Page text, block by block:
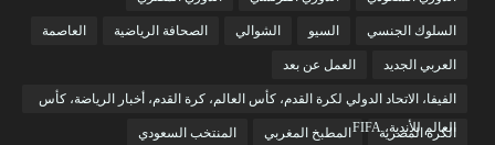
السلوك الجنسي السيو الشوالي الصحافة الرياضية العاصمة
العربي الجديد العمل عن بعد
الفيفا، الاتحاد الدولي لكرة القدم، كأس العالم، كرة القدم، أخبار الرياضة، كأس
العالم للأندية، FIFA
الكرة المصرية المطبخ المغربي المنتخب السعودي